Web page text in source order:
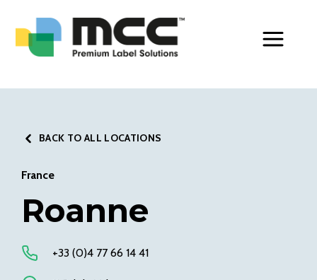
BACK TO ALL LOCATIONS
France
Roanne
+33 (0)4 77 66 14 41